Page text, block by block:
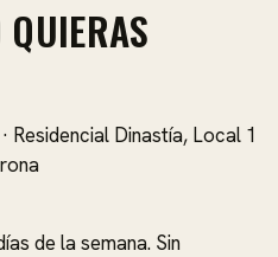
Residencial Dinastía, Local 1
de la semana. Sin